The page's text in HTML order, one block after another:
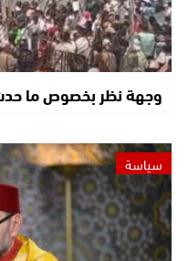
وجهة نظر بخصوص ما
سياسة